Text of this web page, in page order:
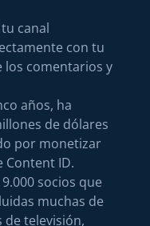
canal
con tu
los comentarios y
años, ha
de dólares
por monetizar
Content ID.
socios que
muchas de
de televisión,